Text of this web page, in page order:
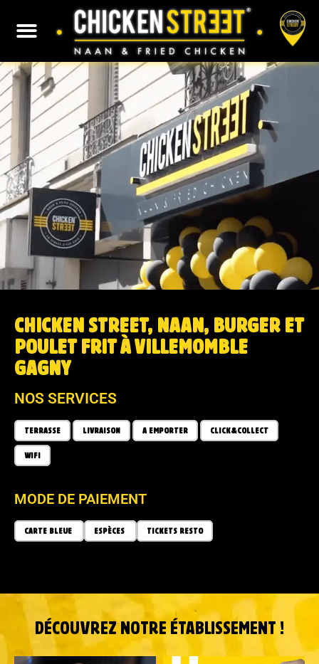
CHICKEN STREET, NAAN, BURGER ET
POULET FRIT À VILLEMOMBLE
GAGNY
NOS SERVICES
TERRASSE LIVRAISON A EMPORTER CLICK&COLLECT
WIFI
MODE DE PAIEMENT
CARTE BLEUE ESPÈCES TICKETS RESTO
DÉCOUVREZ NOTRE ÉTABLISSEMENT !